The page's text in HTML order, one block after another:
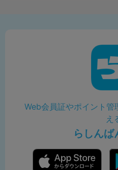
Web会員証やポイント管
え
らしんば